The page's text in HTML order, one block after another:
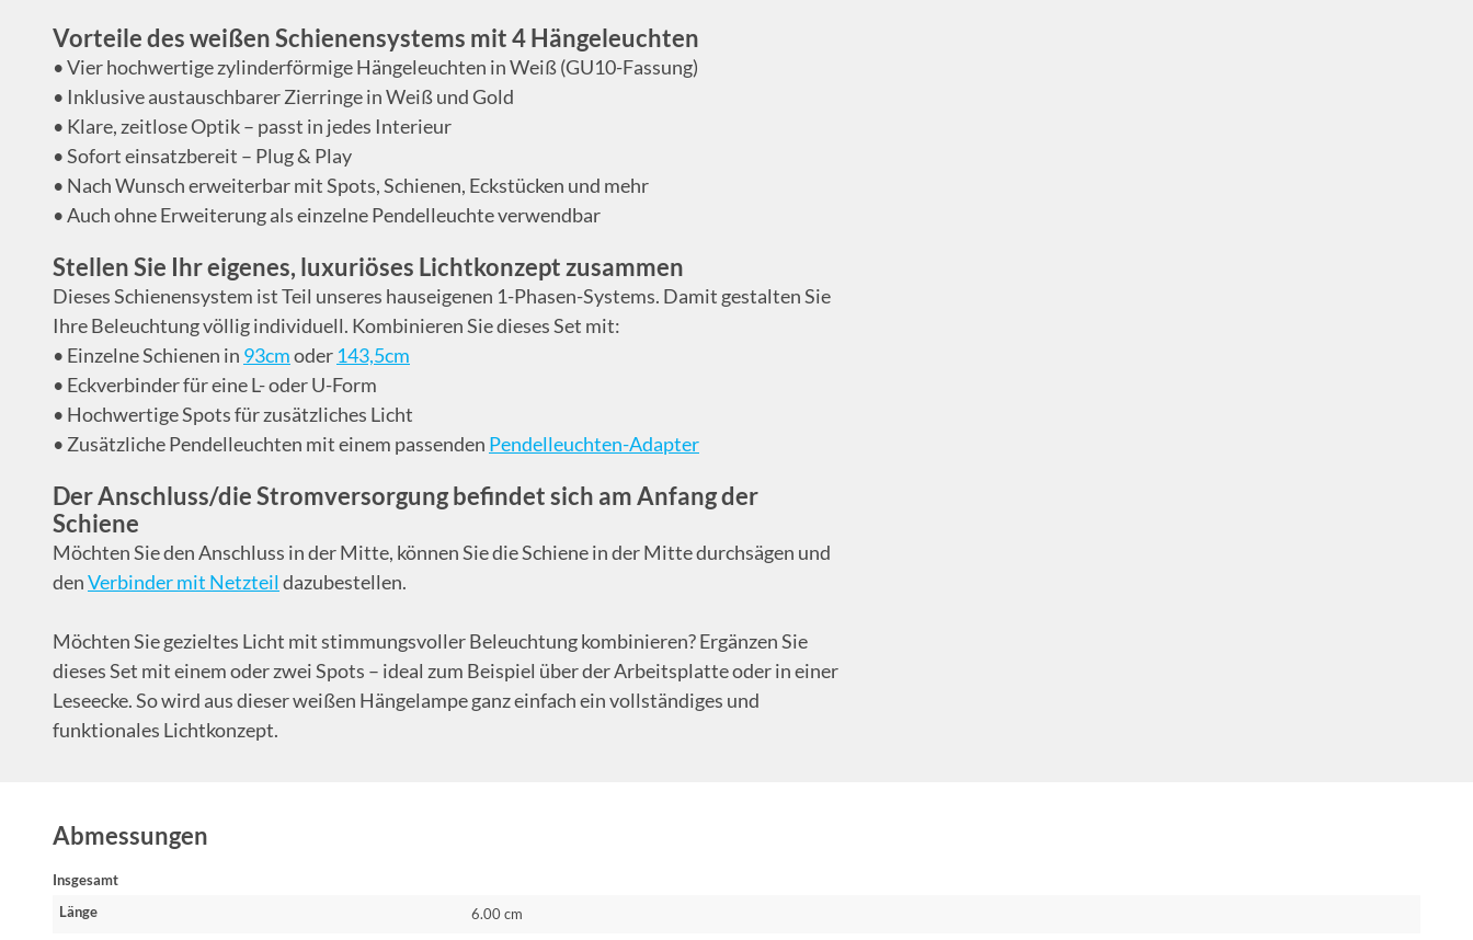
Vorteile des weißen Schienensystems mit 4 Hängeleuchten
• Vier hochwertige zylinderförmige Hängeleuchten in Weiß (GU10-Fassung)
• Inklusive austauschbarer Zierringe in Weiß und Gold
• Klare, zeitlose Optik – passt in jedes Interieur
• Sofort einsatzbereit – Plug & Play
• Nach Wunsch erweiterbar mit Spots, Schienen, Eckstücken und mehr
• Auch ohne Erweiterung als einzelne Pendelleuchte verwendbar
Stellen Sie Ihr eigenes, luxuriöses Lichtkonzept zusammen
Dieses Schienensystem ist Teil unseres hauseigenen 1-Phasen-Systems. Damit gestalten Sie
Ihre Beleuchtung völlig individuell. Kombinieren Sie dieses Set mit:
• Einzelne Schienen in 93cmoder 143,5cm
• Eckverbinder für eine L- oder U-Form
• Hochwertige Spots für zusätzliches Licht
• Zusätzliche Pendelleuchten mit einem passenden Pendelleuchten-Adapter
Der Anschluss/die Stromversorgung befindet sich am Anfang der
Schiene
Möchten Sie den Anschluss in der Mitte, können Sie die Schiene in der Mitte durchsägen und
denVerbinder mit Netzteil dazubestellen.
Möchten Sie gezieltes Licht mit stimmungsvoller Beleuchtung kombinieren? Ergänzen Sie
dieses Set mit einem oder zwei Spots – ideal zum Beispiel über der Arbeitsplatte oder in einer
Leseecke. So wird aus dieser weißen Hängelampe ganz einfach ein vollständiges und
funktionales Lichtkonzept.
Abmessungen
Insgesamt
Länge
6.00 cm